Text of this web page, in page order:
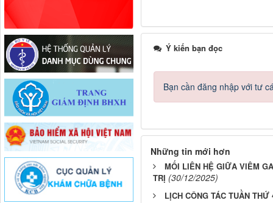
Ý kiến bạn đọc
Bạn cần đăng nhập với tư
Những tin mới hơn
MỐI LIÊN HỆ GIỮA VIÊM
TRỊ (30/12/2025)
LỊCH CÔNG TÁC TUẦN THỨ